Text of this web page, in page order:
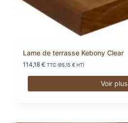
Lame de terrasse Kebony Clear
114,18 € TTC (95,15 € HT)
Voir plus